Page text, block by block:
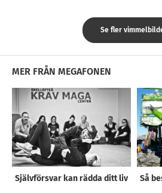
Se fler
MER FRÅN MEGAFONEN
Självförsvar kan rädda ditt liv Så